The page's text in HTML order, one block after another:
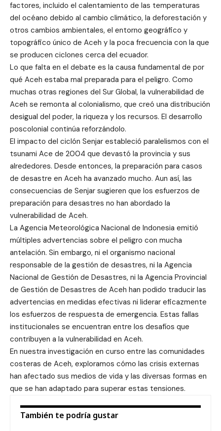
factores, incluido el calentamiento de las temperaturas
del océano debido al cambio climático, la deforestación y
otros cambios ambientales, el entorno geográfico y
topográfico único de Aceh y la poca frecuencia con la que
se producen ciclones cerca del ecuador.
Lo que falta en el debate es la causa fundamental de por
qué Aceh estaba mal preparada para el peligro. Como
muchas otras regiones del Sur Global, la vulnerabilidad de
Aceh se remonta al colonialismo, que creó una distribución
desigual del poder, la riqueza y los recursos. El desarrollo
poscolonial continúa reforzándolo.
El impacto del ciclón Senjar estableció paralelismos con el
tsunami Ace de 2004 que devastó la provincia y sus
alrededores. Desde entonces, la preparación para casos
de desastre en Aceh ha avanzado mucho. Aun así, las
consecuencias de Senjar sugieren que los esfuerzos de
preparación para desastres no han abordado la
vulnerabilidad de Aceh.
La Agencia Meteorológica Nacional de Indonesia emitió
múltiples advertencias sobre el peligro con mucha
antelación. Sin embargo, ni el organismo nacional
responsable de la gestión de desastres, ni la Agencia
Nacional de Gestión de Desastres, ni la Agencia Provincial
de Gestión de Desastres de Aceh han podido traducir las
advertencias en medidas efectivas ni liderar eficazmente
los esfuerzos de respuesta de emergencia. Estas fallas
institucionales se encuentran entre los desafíos que
contribuyen a la vulnerabilidad en Aceh.
En nuestra investigación en curso entre las comunidades
costeras de Aceh, exploramos cómo las crisis externas
han afectado sus medios de vida y las diversas formas en
que se han adaptado para superar estas tensiones.
También te podría gustar